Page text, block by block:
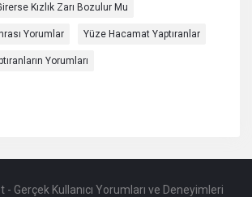
Kızlık Zarı Bozulur Mu
Yorumlar Yüze Hacamat Yaptıranlar
Yorumları
Gerçek Kullanıcı Yorumları ve Deneyimleri